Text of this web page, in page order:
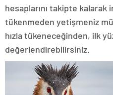
hesaplarını takipte
tükenmeden yetişmeniz
hızla tükeneceğinden, ilk
değerlendirebilirsiniz.